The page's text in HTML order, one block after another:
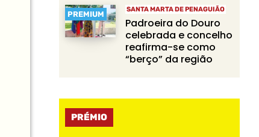
PREMIUM
SANTA MARTA DE PENAGUIÃO
Padroeira do Douro
celebrada e concelho
reafirma-se como
“berço” da região
PRÉMIO